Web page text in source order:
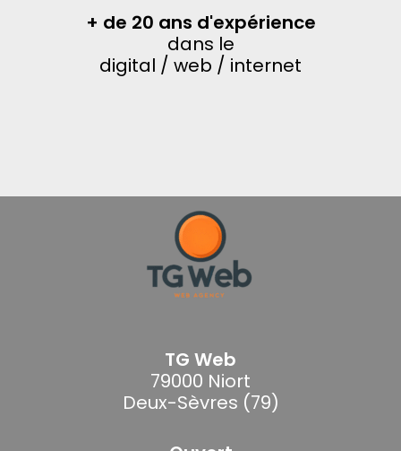
+ de 20 ans d'expérience
dans le
digital / web / internet
TG Web
79000 Niort
Deux-Sèvres (79)